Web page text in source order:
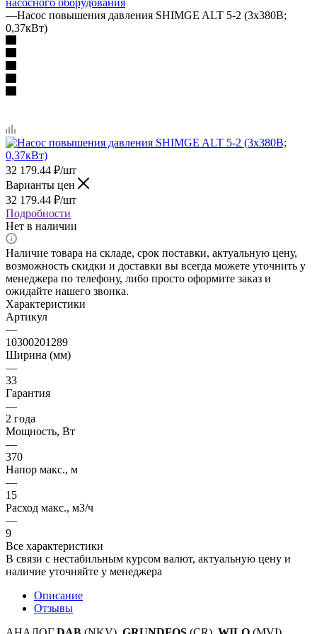
—Насос повышения давления SHIMGE ALT 5-2 (3х380В;
0,37кВт)
32 179.44 ₽/шт
Варианты цен
32 179.44 ₽/шт
Подробности
Нет в наличии
Наличие товара на складе, срок поставки, актуальную цену,
возможность скидки и доставки вы всегда можете уточнить у
менеджера по телефону, либо просто оформите заказ и
ожидайте нашего звонка.
Характеристики
Артикул
—
10300201289
Ширина (мм)
—
33
Гарантия
—
2 года
Мощность, Вт
—
370
Напор макс., м
—
15
Расход макс., м3/ч
—
9
Все характеристики
В связи с нестабильным курсом валют, актуальную цену и
наличие уточняйте у менеджера
Описание
Отзывы